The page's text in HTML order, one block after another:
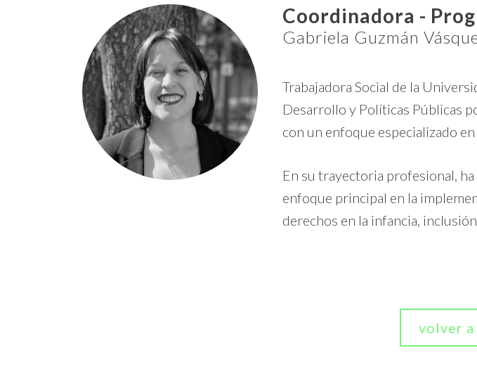
Coordinadora -
Gabriela Guzmán
Trabajadora Social de la
Desarrollo y Políticas Públicas
con un enfoque especializado
En su trayectoria profesional,
enfoque principal en la
derechos en la infancia,
volver